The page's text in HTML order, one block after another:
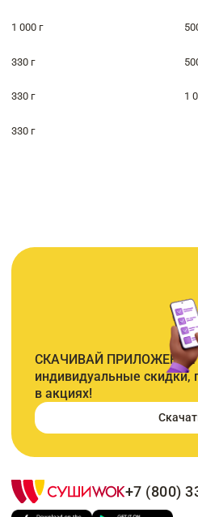
1 000 г
330 г
330 г 1
330 г
СКАЧИВАЙ ПРИЛОЖЕНИЕ
индивидуальные скидки,
в акциях!
+7 (800)